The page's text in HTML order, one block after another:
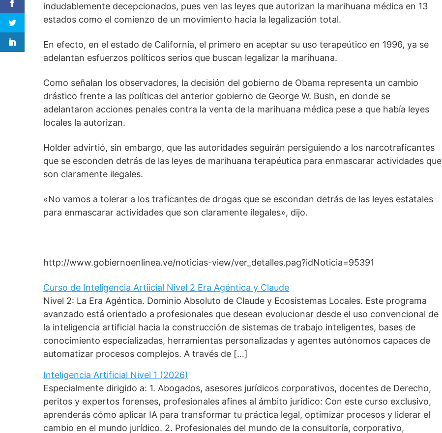
indudablemente decepcionados, pues ven las leyes que autorizan la marihuana médica en 13
estados como el comienzo de un movimiento hacia la legalización total.
En efecto, en el estado de California, el primero en aceptar su uso terapeútico en 1996, ya se
adelantan esfuerzos políticos serios que buscan legalizar la marihuana.
Como señalan los observadores, la decisión del gobierno de Obama representa un cambio
drástico frente a las políticas del anterior gobierno de George W. Bush, en donde se
adelantaron acciones penales contra la venta de la marihuana médica pese a que había leyes
locales la autorizan.
Holder advirtió, sin embargo, que las autoridades seguirán persiguiendo a los narcotraficantes
que se esconden detrás de las leyes de marihuana terapéutica para enmascarar actividades que
son claramente ilegales.
«No vamos a tolerar a los traficantes de drogas que se escondan detrás de las leyes estatales
para enmascarar actividades que son claramente ilegales», dijo.
http://www.gobiernoenlinea.ve/noticias-view/ver_detalles.pag?idNoticia=95391
Curso de Inteligencia Artiicial Nivel 2 Era Agéntica y Claude
Nivel 2: La Era Agéntica. Dominio Absoluto de Claude y Ecosistemas Locales. Este programa
avanzado está orientado a profesionales que desean evolucionar desde el uso convencional de
la inteligencia artificial hacia la construcción de sistemas de trabajo inteligentes, bases de
conocimiento especializadas, herramientas personalizadas y agentes autónomos capaces de
automatizar procesos complejos. A través de […]
Inteligencia Artificial Nivel 1 (2026)
Especialmente dirigido a: 1. Abogados, asesores jurídicos corporativos, docentes de Derecho,
peritos y expertos forenses, profesionales afines al ámbito jurídico: Con este curso exclusivo,
aprenderás cómo aplicar IA para transformar tu práctica legal, optimizar procesos y liderar el
cambio en el mundo jurídico. 2. Profesionales del mundo de la consultoría, corporativo,